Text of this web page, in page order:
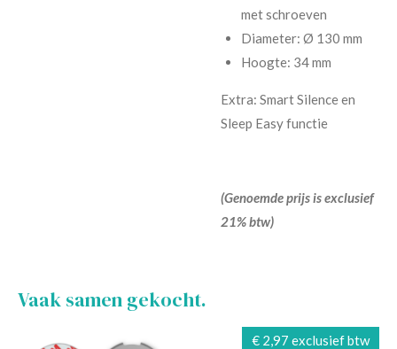
met schroeven
Diameter: Ø 130 mm
Hoogte: 34 mm
Extra: Smart Silence en
Sleep Easy functie
(Genoemde prijs is exclusief
21% btw)
Vaak samen gekocht.
€ 2,97 exclusief btw